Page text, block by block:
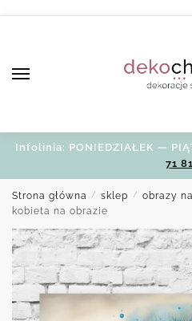
Infolinia: PONIEDZIAŁEK —
71 81
Strona główna / sklep / obrazy
kobieta na obrazie